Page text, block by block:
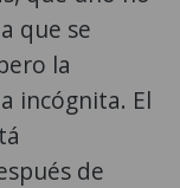
que se
la
incógnita. El
de